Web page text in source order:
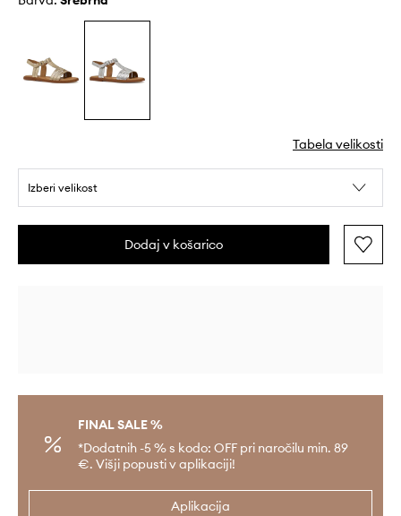
Tabela velikosti
Izberi velikost
Dodaj v košarico
FINAL SALE %
*Dodatnih -5 % s kodo: OFF pri naročilu min. 89
€. Višji popusti v aplikaciji!
Aplikacija